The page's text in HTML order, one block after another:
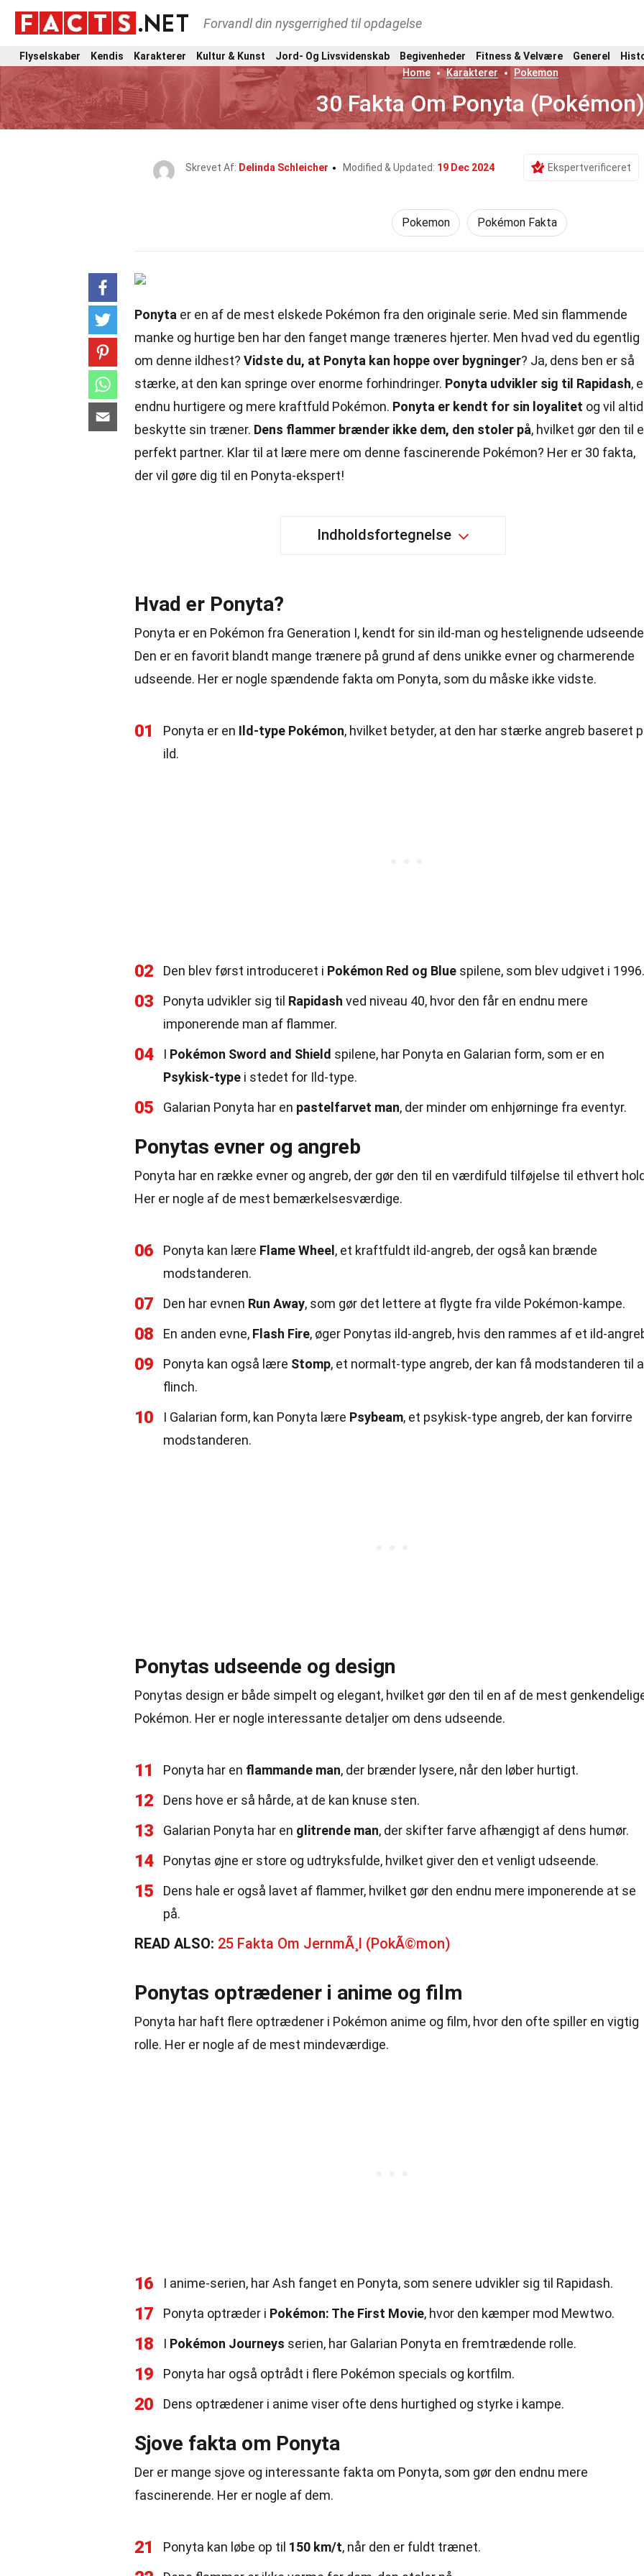
Forvandl din nysgerrighed til opdagelse
Flyselskaber Kendis Karakterer Kultur & Kunst Jord- Og Livsvidenskab Begivenheder Fitness & Velvære Generel
Home
Karakterer Pokemon
30 Fakta Om Ponyta
Skrevet Af: Delinda Schleicher Modified & Updated: 19 Dec 2024 Ekspertverificeret
Pokemon Pokémon Fakta
Ponyta er en af de mest elskede Pokémon fra den originale serie. Med sin flammende
manke og hurtige ben har den fanget mange træneres hjerter. Men hvad ved du egentlig
om denne ildhest? Vidste du, at Ponyta kan hoppe over bygninger? Ja, dens ben er så
stærke, at den kan springe over enorme forhindringer. Ponyta udvikler sig til Rapidash,
endnu hurtigere og mere kraftfuld Pokémon. Ponyta er kendt for sin loyalitet og vil altid
beskytte sin træner. Dens flammer brænder ikke dem, den stoler på, hvilket gør den til
perfekt partner. Klar til at lære mere om denne fascinerende Pokémon? Her er 30 fakta,
der vil gøre dig til en Ponyta-ekspert!
Indholdsfortegnelse
Hvad er Ponyta?
Ponyta er en Pokémon fra Generation I, kendt for sin ild-man og hestelignende
Den er en favorit blandt mange trænere på grund af dens unikke evner og charmerende
udseende. Her er nogle spændende fakta om Ponyta, som du måske ikke vidste.
01 Ponyta er en Ild-type Pokémon, hvilket betyder, at den har stærke angreb baseret
ild.
02 Den blev først introduceret i Pokémon Red og Blue spilene, som blev udgivet i 1996.
03 Ponyta udvikler sig til Rapidash ved niveau 40, hvor den får en endnu mere
imponerende man af flammer.
04 I Pokémon Sword and Shield spilene, har Ponyta en Galarian form, som er en
Psykisk-type i stedet for Ild-type.
05 Galarian Ponyta har en pastelfarvet man, der minder om enhjørninge fra eventyr.
Ponytas evner og angreb
Ponyta har en række evner og angreb, der gør den til en værdifuld tilføjelse til ethvert
Her er nogle af de mest bemærkelsesværdige.
06 Ponyta kan lære Flame Wheel , et kraftfuldt ild-angreb, der også kan brænde
modstanderen.
07 Den har evnen Run Away, som gør det lettere at flygte fra vilde Pokémon-kampe.
08 En anden evne, Flash Fire, øger Ponytas ild-angreb, hvis den rammes af et ild-
09 Ponyta kan også lære Stomp, et normalt-type angreb, der kan få modstanderen til
flinch.
10 I Galarian form, kan Ponyta lære Psybeam, et psykisk-type angreb, der kan forvirre
modstanderen.
Ponytas udseende og design
Ponytas design er både simpelt og elegant, hvilket gør den til en af de mest
Pokémon. Her er nogle interessante detaljer om dens udseende.
11 Ponyta har en flammande man, der brænder lysere, når den løber hurtigt.
12 Dens hove er så hårde, at de kan knuse sten.
13 Galarian Ponyta har en glitrende man, der skifter farve afhængigt af dens humør.
14 Ponytas øjne er store og udtryksfulde, hvilket giver den et venligt udseende.
15
Dens hale er også lavet af flammer, hvilket gør den endnu mere imponerende at se
på.
READ ALSO: 25 Fakta Om JernmÃ¸l (PokÃ©mon)
Ponytas optrædener i anime og film
Ponyta har haft flere optrædener i Pokémon anime og film, hvor den ofte spiller en vigtig
rolle. Her er nogle af de mest mindeværdige.
16 I anime-serien, har Ash fanget en Ponyta, som senere udvikler sig til Rapidash.
17 Ponyta optræder i Pokémon: The First Movie, hvor den kæmper mod Mewtwo.
18 I Pokémon Journeys serien, har Galarian Ponyta en fremtrædende rolle.
19 Ponyta har også optrådt i flere Pokémon specials og kortfilm.
20 Dens optrædener i anime viser ofte dens hurtighed og styrke i kampe.
Sjove fakta om Ponyta
Der er mange sjove og interessante fakta om Ponyta, som gør den endnu mere
fascinerende. Her er nogle af dem.
21 Ponyta kan løbe op til 150 km/t, når den er fuldt trænet.